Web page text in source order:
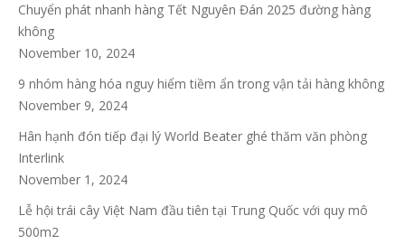
Chuyển phát nhanh hàng Tết Nguyên Đán 2025 đường hàng
không
November 10, 2024
9 nhóm hàng hóa nguy hiểm tiềm ẩn trong vận tải hàng không
November 9, 2024
Hân hạnh đón tiếp đại lý World Beater ghé thăm văn phòng
Interlink
November 1, 2024
Lễ hội trái cây Việt Nam đầu tiên tại Trung Quốc với quy mô
500m2